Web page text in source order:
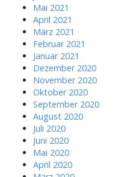
Mai 2021
April 2021
März 2021
Februar 2021
Januar 2021
Dezember 2020
November 2020
Oktober 2020
September 2020
August 2020
Juli 2020
Juni 2020
Mai 2020
April 2020